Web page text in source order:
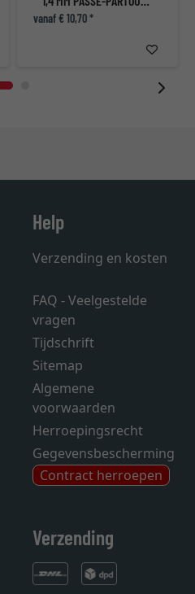
vanaf € 10,70 *
Help
Verzending en kosten
FAQ - Veelgestelde
vragen
Tijdschrift
Sitemap
Algemene
voorwaarden
Herroepingsrecht
Gegevensbescherming
Contract herroepen
Verzending